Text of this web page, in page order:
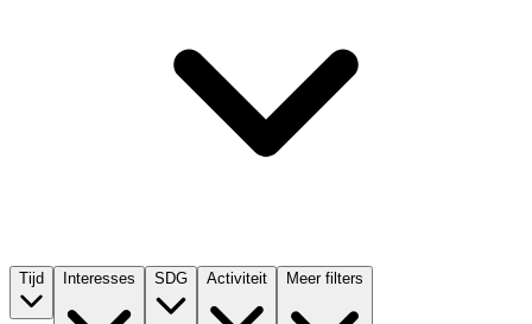
Tijd Interesses SDG Activiteit Meer filters